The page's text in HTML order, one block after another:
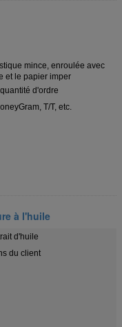
mince, enroulée avec
et le papier imper
d'ordre
T/T, etc.
à l'huile
d'huile
du client